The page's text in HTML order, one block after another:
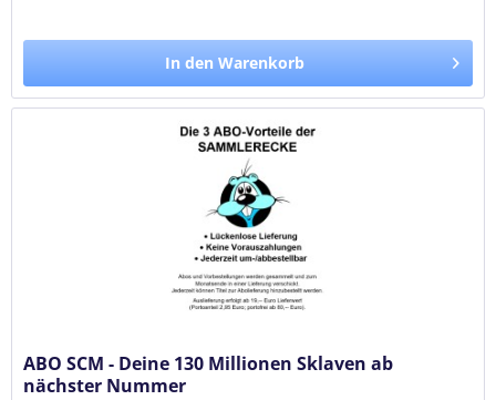
In den Warenkorb
ABO SCM - Deine 130 Millionen Sklaven ab
nächster Nummer